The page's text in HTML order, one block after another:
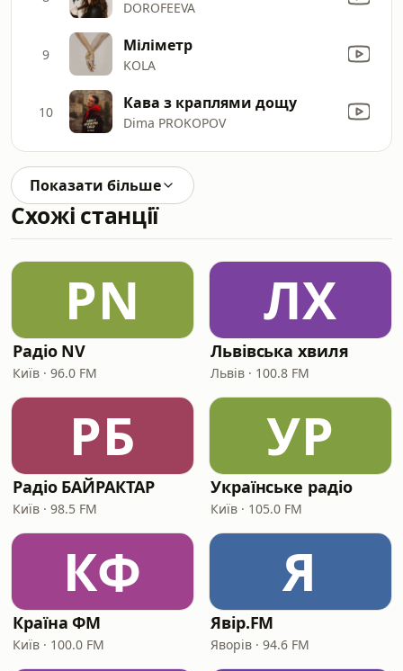
DOROFEEVA
9 Міліметр
KOLA
10 Кава з краплями дощу
Dima PROKOPOV
Показати більше
Схожі станції
РN
Радіо NV
Київ · 96.0 FM
ЛХ
Львівська хвиля
Львів · 100.8 FM
РБ
Радіо БАЙРАКТАР
Київ · 98.5 FM
УР
Українське радіо
Київ · 105.0 FM
КФ
Країна ФМ
Київ · 100.0 FM
Я
Явір.FM
Яворів · 94.6 FM